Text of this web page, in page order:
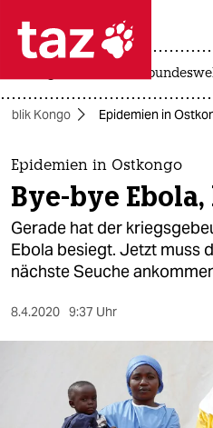
 taz zahl
taz zahl ich
themen
politik
öko
Kongo Epidemien in
Epidemien in Ostkongo
Bye-bye
Gerade hat der
Ebola besiegt. Jetzt muss
nächste Seuche
8.4.2020 9:37 Uhr